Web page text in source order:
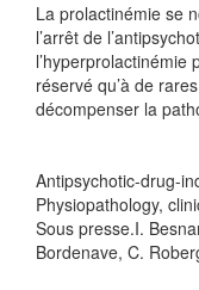
La prolactinémie se
l’arrêt de
l’hyperprolactinémie
réservé qu’à de
décompenser la
Antipsychotic-drug-
Physiopathology,
Sous presse.I.
Bordenave, C.